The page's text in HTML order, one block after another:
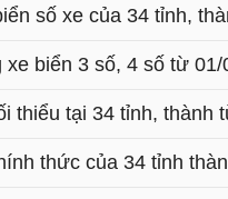
số xe của 34 tỉnh,
biển 3 số, 4 số từ 01/
thiểu tại 34 tỉnh, thành
thức của 34 tỉnh